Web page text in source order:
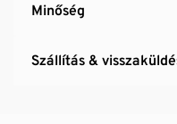
Minőség
Szállítás &